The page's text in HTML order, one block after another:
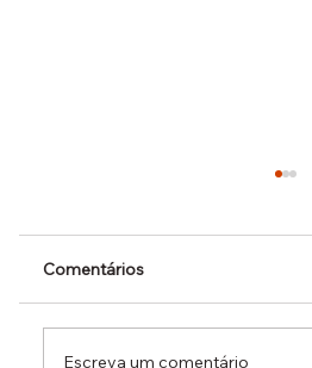
Comentários
Escreva um comentário